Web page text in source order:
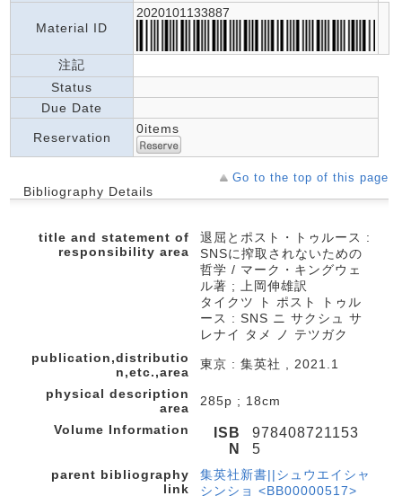
Material ID
2020101133887
注記
Status
Due Date
Reservation
0items
Go to the top of this page
Bibliography Details
title and statement of
responsibility area
退屈とポスト・トゥルース :
SNSに搾取されないための
哲学 / マーク・キングウェ
ル著 ; 上岡伸雄訳
タイクツ ト ポスト トゥル
ース : SNS ニ サクシュ サ
レナイ タメ ノ テツガク
publication,distributio
n,etc.,area
東京 : 集英社 , 2021.1
physical description
area
285p ; 18cm
Volume Information
ISB
N
978408721153
5
parent bibliography
link
集英社新書||シュウエイシャ
シンショ <BB00000517>